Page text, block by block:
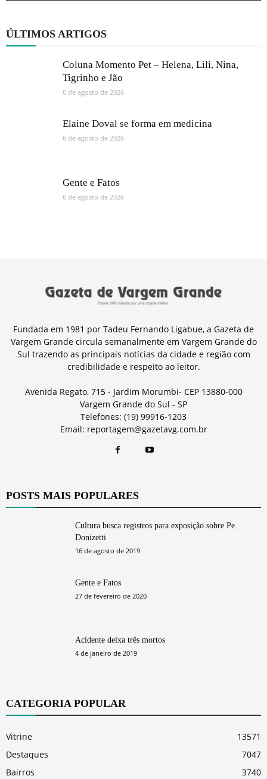
ÚLTIMOS ARTIGOS
Coluna Momento Pet – Helena, Lili, Nina,
Tigrinho e Jão
6 de agosto de 2026
Elaine Doval se forma em medicina
6 de agosto de 2026
Gente e Fatos
6 de agosto de 2026
Fundada em 1981 por Tadeu Fernando Ligabue, a Gazeta de
Vargem Grande circula semanalmente em Vargem Grande do
Sul trazendo as principais notícias da cidade e região com
credibilidade e respeito ao leitor.
Avenida Regato, 715 - Jardim Morumbi- CEP 13880-000
Vargem Grande do Sul - SP
Telefones: (19) 99916-1203
Email: reportagem@gazetavg.com.br
POSTS MAIS POPULARES
Cultura busca registros para exposição sobre Pe.
Donizetti
16 de agosto de 2019
Gente e Fatos
27 de fevereiro de 2020
Acidente deixa três mortos
4 de janeiro de 2019
CATEGORIA POPULAR
Vitrine
13571
Destaques
7047
Bairros
3740